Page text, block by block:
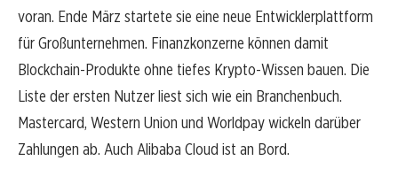
voran. Ende März startete sie eine neue Entwicklerplattform
für Großunternehmen. Finanzkonzerne können damit
Blockchain-Produkte ohne tiefes Krypto-Wissen bauen. Die
Liste der ersten Nutzer liest sich wie ein Branchenbuch.
Mastercard, Western Union und Worldpay wickeln darüber
Zahlungen ab. Auch Alibaba Cloud ist an Bord.